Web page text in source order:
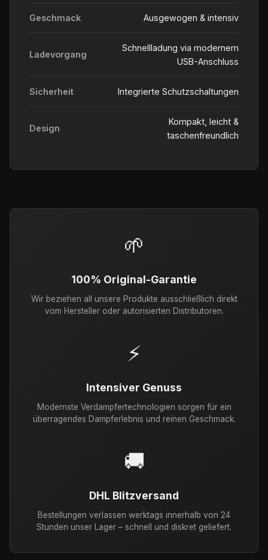
Geschmack Ausgewogen & intensiv
Ladevorgang
Schnellladung via modernem
USB-Anschluss
Sicherheit Integrierte Schutzschaltungen
Design
Kompakt, leicht &
taschenfreundlich
🌱
100% Original-Garantie
Wir beziehen all unsere Produkte ausschließlich direkt
vom Hersteller oder autorisierten Distributoren.
⚡
Intensiver Genuss
Modernste Verdampfertechnologien sorgen für ein
überragendes Dampferlebnis und reinen Geschmack.
🚚
DHL Blitzversand
Bestellungen verlassen werktags innerhalb von 24
Stunden unser Lager – schnell und diskret geliefert.